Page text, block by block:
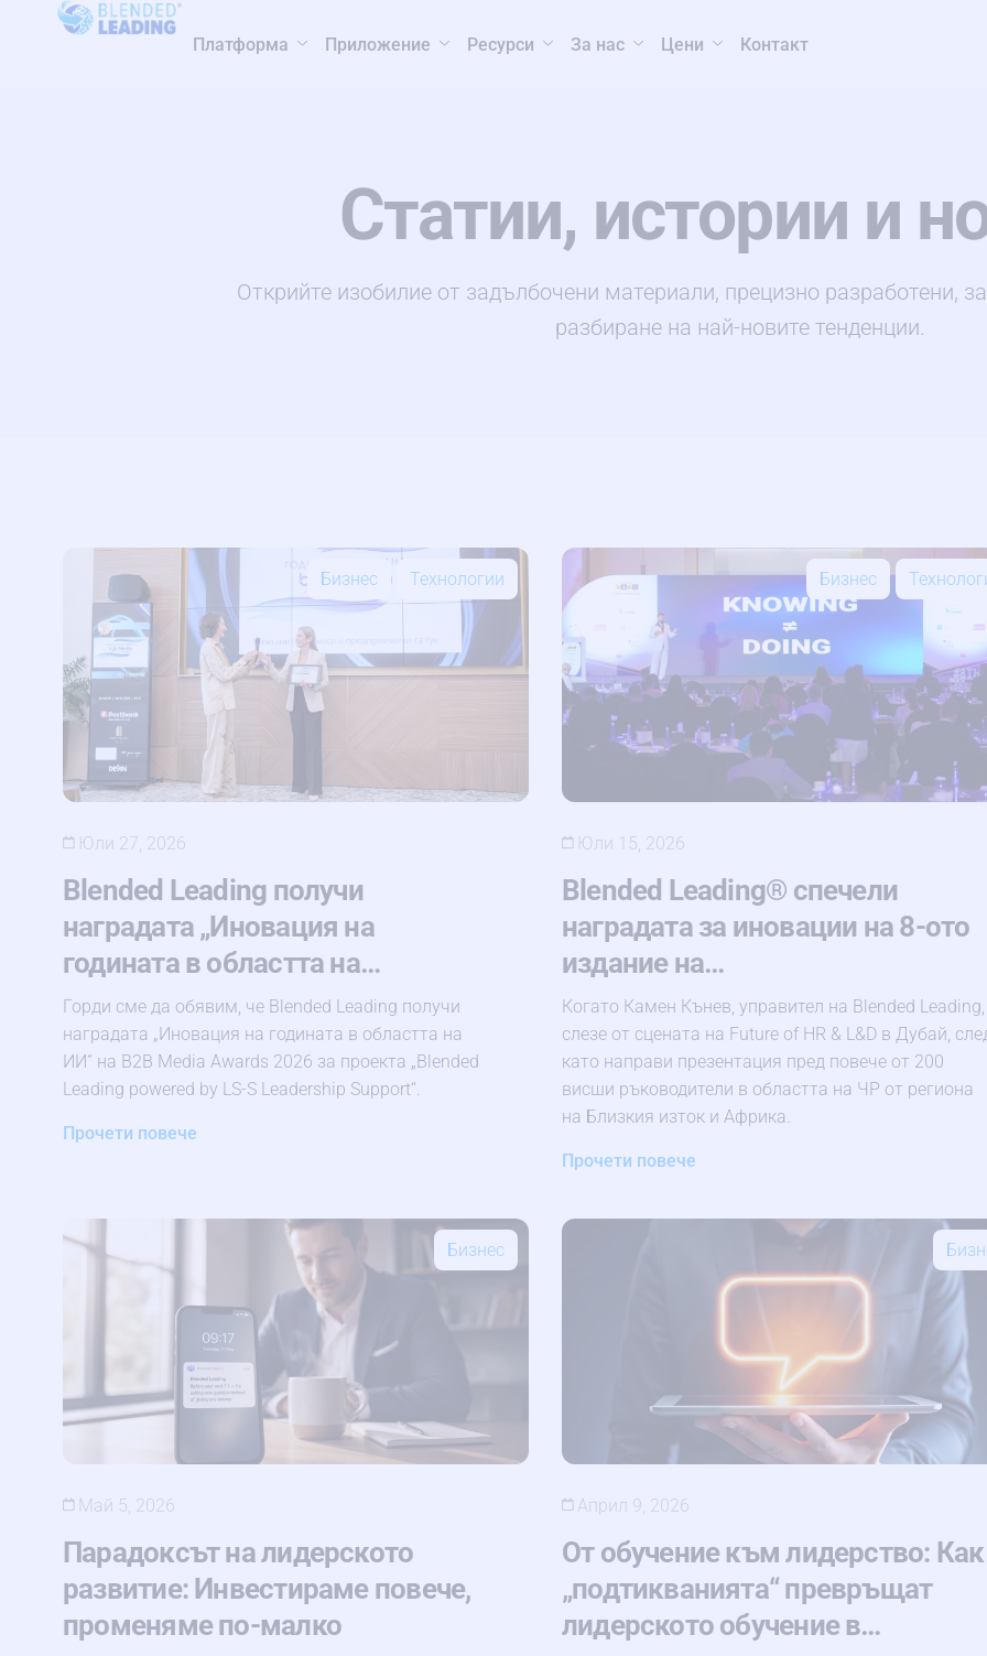
Платформа Приложение Ресурси За нас Цени Контакт
Статии, истории и
Открийте изобилие от задълбочени материали, прецизно разработени,
разбиране на най-новите тенденции.
Бизнес Технологии
Юли 27, 2026
Blended Leading получи
наградата „Иновация на
годината в областта на…
Горди сме да обявим, че Blended Leading получи
наградата „Иновация на годината в областта на
ИИ“ на B2B Media Awards 2026 за проекта „Blended
Leading powered by LS-S Leadership Support“.
Прочети повече
Бизнес
Юли 15, 2026
Blended Leading® спечели
наградата за иновации на 8-ото
издание на…
Когато Камен Кънев, управител на Blended Leading,
слезе от сцената на Future of HR & L&D в Дубай,
като направи презентация пред повече от 200
висши ръководители в областта на ЧР от региона
на Близкия изток и Африка.
Прочети повече
Бизнес
Май 5, 2026
Парадоксът на лидерското
развитие: Инвестираме повече,
променяме по-малко
Април 9, 2026
От обучение към лидерство: Как
„подтикванията“ превръщат
лидерското обучение в…